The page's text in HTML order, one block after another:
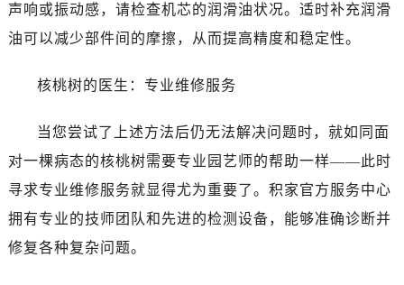
声响或振动感，请检查机芯的润滑油状况。适时补充润滑
油可以减少部件间的摩擦，从而提高精度和稳定性。
核桃树的医生：专业维修服务
当您尝试了上述方法后仍无法解决问题时，就如同面
对一棵病态的核桃树需要专业园艺师的帮助一样——此时
寻求专业维修服务就显得尤为重要了。积家官方服务中心
拥有专业的技师团队和先进的检测设备，能够准确诊断并
修复各种复杂问题。